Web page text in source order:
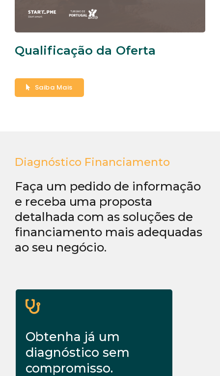
Qualificação da Oferta
Saiba Mais
Diagnóstico Financiamento
Faça um pedido de informação
e receba uma proposta
detalhada com as soluções de
financiamento mais adequadas
ao seu negócio.
Obtenha já um
diagnóstico sem
compromisso.